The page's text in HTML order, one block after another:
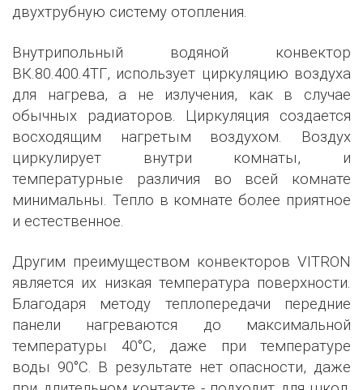
двухтрубную систему отопления.
Внутрипольный водяной конвектор
ВК.80.400.4ТГ, использует циркуляцию воздуха
для нагрева, а не излучения, как в случае
обычных радиаторов. Циркуляция создается
восходящим нагретым воздухом. Воздух
циркулирует внутри комнаты, и
температурные различия во всей комнате
минимальны. Тепло в комнате более приятное
и естественное.
Другим преимуществом конвекторов VITRON
является их низкая температура поверхности.
Благодаря методу теплопередачи передние
панели нагреваются до максимальной
температуры 40°C, даже при температуре
воды 90°C. В результате нет опасности, даже